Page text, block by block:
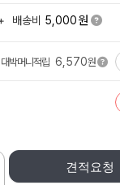
배송비 5,000원
대박머니적립 6,570원
견적요청